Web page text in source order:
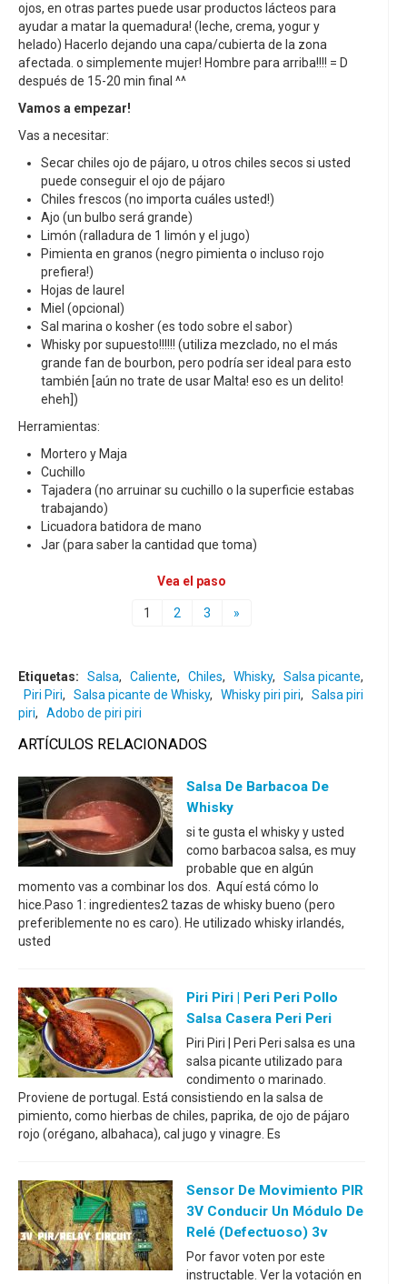
ojos, en otras partes puede usar productos lácteos para
ayudar a matar la quemadura! (leche, crema, yogur y
helado) Hacerlo dejando una capa/cubierta de la zona
afectada. o simplemente mujer! Hombre para arriba!!!! = D
después de 15-20 min final ^^
Vamos a empezar!
Vas a necesitar:
Secar chiles ojo de pájaro, u otros chiles secos si usted
puede conseguir el ojo de pájaro
Chiles frescos (no importa cuáles usted!)
Ajo (un bulbo será grande)
Limón (ralladura de 1 limón y el jugo)
Pimienta en granos (negro pimienta o incluso rojo
prefiera!)
Hojas de laurel
Miel (opcional)
Sal marina o kosher (es todo sobre el sabor)
Whisky por supuesto!!!!!! (utiliza mezclado, no el más
grande fan de bourbon, pero podría ser ideal para esto
también [aún no trate de usar Malta! eso es un delito!
eheh])
Herramientas:
Mortero y Maja
Cuchillo
Tajadera (no arruinar su cuchillo o la superficie estabas
trabajando)
Licuadora batidora de mano
Jar (para saber la cantidad que toma)
Vea el paso
1 2 3 »
Etiquetas: Salsa, Caliente, Chiles, Whisky, Salsa picante,
Piri Piri, Salsa picante de Whisky, Whisky piri piri,
Salsa piri
piri, Adobo de piri piri
ARTÍCULOS RELACIONADOS
Salsa De Barbacoa De
Whisky
si te gusta el whisky y usted
como barbacoa salsa, es muy
probable que en algún
momento vas a combinar los dos. Aquí está cómo lo
hice.Paso 1: ingredientes2 tazas de whisky bueno (pero
preferiblemente no es caro). He utilizado whisky irlandés,
usted
Piri Piri | Peri Peri Pollo
Salsa Casera Peri Peri
Piri Piri | Peri Peri salsa es una
salsa picante utilizado para
condimento o marinado.
Proviene de portugal. Está consistiendo en la salsa de
pimiento, como hierbas de chiles, paprika, de ojo de pájaro
rojo (orégano, albahaca), cal jugo y vinagre. Es
Sensor De Movimiento PIR
3V Conducir Un Módulo De
Relé (defectuoso) 3v
Por favor voten por este
instructable. Ver la votación en